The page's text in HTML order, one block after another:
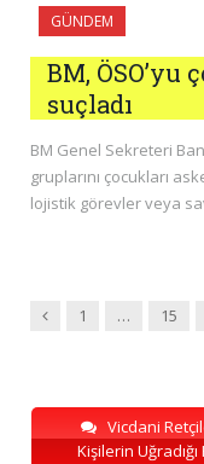
GÜNDEM
BM,
suçladı
BM Genel Sekreteri
gruplarını çocukları
lojistik görevler veya
Previous
1 … 15
Vicdani
Kişilerin